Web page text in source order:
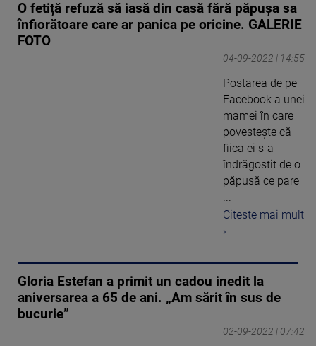
O fetiță refuză să iasă din casă fără păpușa sa
înfiorătoare care ar panica pe oricine. GALERIE
FOTO
04-09-2022 | 14:55
Postarea de pe
Facebook a unei
mamei în care
povestește că
fiica ei s-a
îndrăgostit de o
păpusă ce pare
...
Citeste mai mult
›
Gloria Estefan a primit un cadou inedit la
aniversarea a 65 de ani. „Am sărit în sus de
bucurie”
02-09-2022 | 07:42